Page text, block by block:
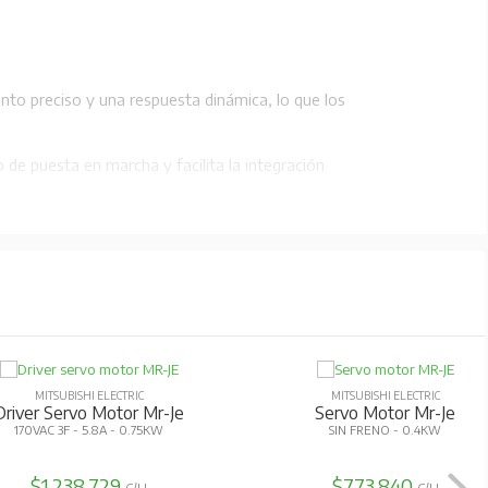
preciso y una respuesta dinámica, lo que los
de puesta en marcha y facilita la integración
en reposo, lo que contribuye a reducir
en espacios reducidos.
Torque Off, STO), que cumplen con los
MITSUBISHI ELECTRIC
Servo Motor Mr-Je
170VAC 3F - 5.8A - 0.75KW
MITSUBISHI ELECTRIC
Servo Motor Mr-Je
SIN FRENO - 0.4KW